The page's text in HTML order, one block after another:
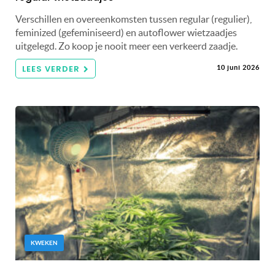
Verschillen en overeenkomsten tussen regular (regulier),
feminized (gefeminiseerd) en autoflower wietzaadjes
uitgelegd. Zo koop je nooit meer een verkeerd zaadje.
LEES VERDER 10 juni 2026
KWEKEN